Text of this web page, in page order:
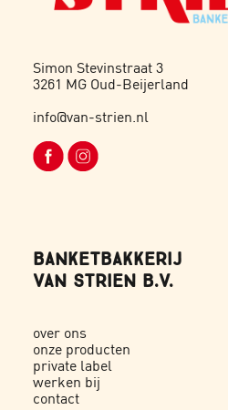
Simon Stevinstraat 3
3261 MG Oud-Beijerland
info@van-strien.nl
BANKETBAKKERIJ
VAN STRIEN B.V.
over ons
onze producten
private label
werken bij
contact